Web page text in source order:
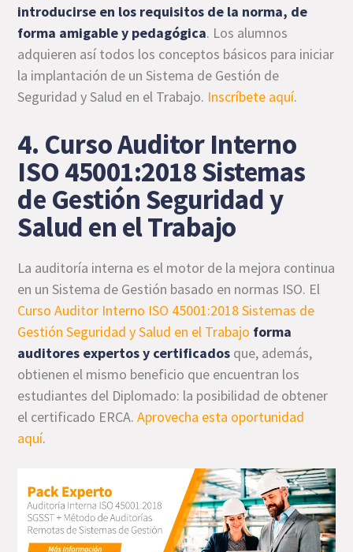
introducirse en los requisitos de la norma, de
forma amigable y pedagógica. Los alumnos
adquieren así todos los conceptos básicos para iniciar
la implantación de un Sistema de Gestión de
Seguridad y Salud en el Trabajo. Inscríbete aquí.
4. Curso Auditor Interno
ISO 45001:2018 Sistemas
de Gestión Seguridad y
Salud en el Trabajo
La auditoría interna es el motor de la mejora continua
en un Sistema de Gestión basado en normas ISO. El
Curso Auditor Interno ISO 45001:2018 Sistemas de
Gestión Seguridad y Salud en el Trabajo forma
auditores expertos y certificados que, además,
obtienen el mismo beneficio que encuentran los
estudiantes del Diplomado: la posibilidad de obtener
el certificado ERCA.Aprovecha esta oportunidad
aquí.